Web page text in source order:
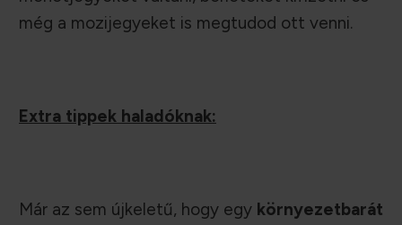
még a mozijegyeket is megtudod ott venni.
Extra tippek haladóknak:
Már az sem újkeletű, hogy egy környezetbarát